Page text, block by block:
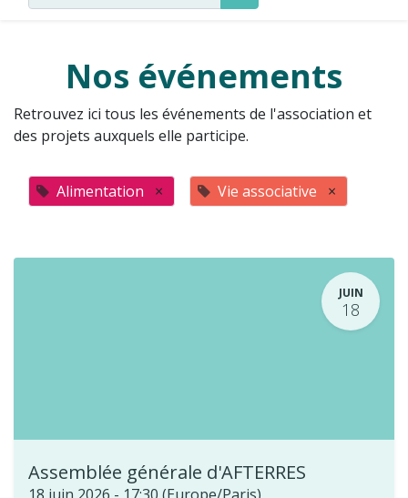
Nos événements
Retrouvez ici tous les événements de l'association et
des projets auxquels elle participe.
Alimentation × Vie associative ×
JUIN
18
Assemblée générale d'AFTERRES